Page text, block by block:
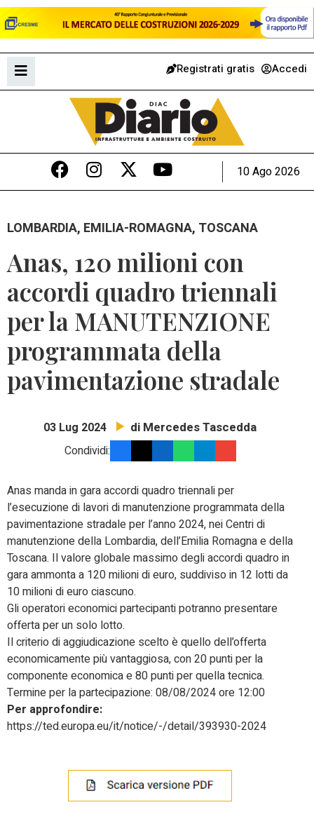
Registrati gratis Accedi
10 Ago 2026
LOMBARDIA, EMILIA-ROMAGNA, TOSCANA
Anas, 120 milioni con
accordi quadro triennali
per la MANUTENZIONE
programmata della
pavimentazione stradale
03 Lug 2024 di Mercedes Tascedda
Condividi:
Anas manda in gara accordi quadro triennali per
l’esecuzione di lavori di manutenzione programmata della
pavimentazione stradale per l’anno 2024, nei Centri di
manutenzione della Lombardia, dell’Emilia Romagna e della
Toscana. Il valore globale massimo degli accordi quadro in
gara ammonta a 120 milioni di euro, suddiviso in 12 lotti da
10 milioni di euro ciascuno.
Gli operatori economici partecipanti potranno presentare
offerta per un solo lotto.
Il criterio di aggiudicazione scelto è quello dell’offerta
economicamente più vantaggiosa, con 20 punti per la
componente economica e 80 punti per quella tecnica.
Termine per la partecipazione: 08/08/2024 ore 12:00
Per approfondire:
https://ted.europa.eu/it/notice/-/detail/393930-2024